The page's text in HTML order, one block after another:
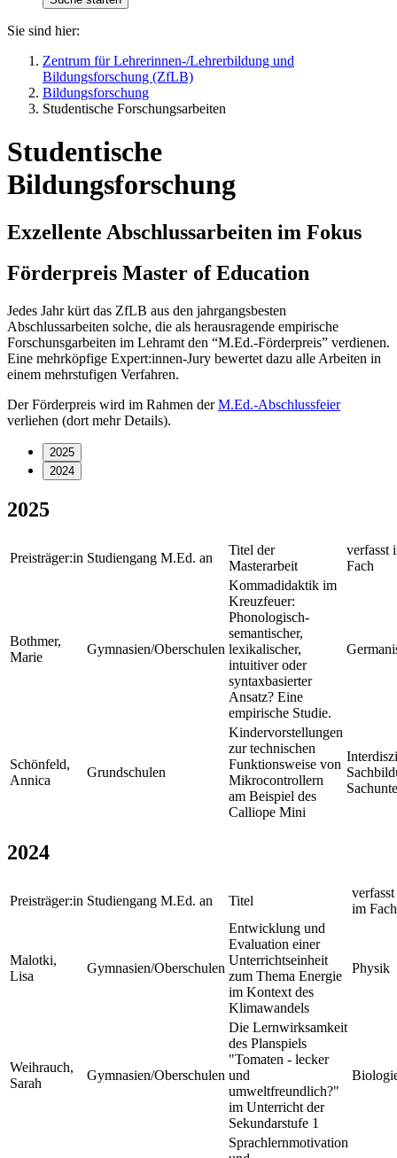
Sie sind hier:
Zentrum für Lehrerinnen-/Lehrerbildung und
Bildungsforschung (ZfLB)
Bildungsforschung
Studentische Forschungsarbeiten
Studentische
Bildungsforschung
Exzellente Abschlussarbeiten im Fokus
Förderpreis Master of Education
Jedes Jahr kürt das ZfLB aus den jahrgangsbesten
Abschlussarbeiten solche, die als herausragende empirische
Forschunsgarbeiten im Lehramt den “M.Ed.-Förderpreis” verdienen.
Eine mehrköpfige Expert:innen-Jury bewertet dazu alle Arbeiten in
einem mehrstufigen Verfahren.
Der Förderpreis wird im Rahmen derM.Ed.-Abschlussfeier
verliehen (dort mehr Details).
2025
2024
2025
Preisträger:in Studiengang M.Ed. an
Titel der
Masterarbeit
verfasst
Fach
Bothmer,
Marie
Gymnasien/Oberschulen
Kommadidaktik im
Kreuzfeuer:
Phonologisch-
semantischer,
lexikalischer,
intuitiver oder
syntaxbasierter
Ansatz? Eine
empirische Studie.
Schönfeld,
Annica
Grundschulen
Kindervorstellungen
zur technischen
Funktionsweise von
Mikrocontrollern
am Beispiel des
Calliope Mini
2024
Preisträger:in Studiengang M.Ed. an Titel
verfasst
im Fach
Malotki,
Lisa
Gymnasien/Oberschulen
Entwicklung und
Evaluation einer
Unterrichtseinheit
zum Thema Energie
im Kontext des
Klimawandels
Physik
Weihrauch,
Sarah
Gymnasien/Oberschulen
Die Lernwirksamkeit
des Planspiels
"Tomaten - lecker
und
umweltfreundlich?"
im Unterricht der
Sekundarstufe 1
Sprachlernmotivation